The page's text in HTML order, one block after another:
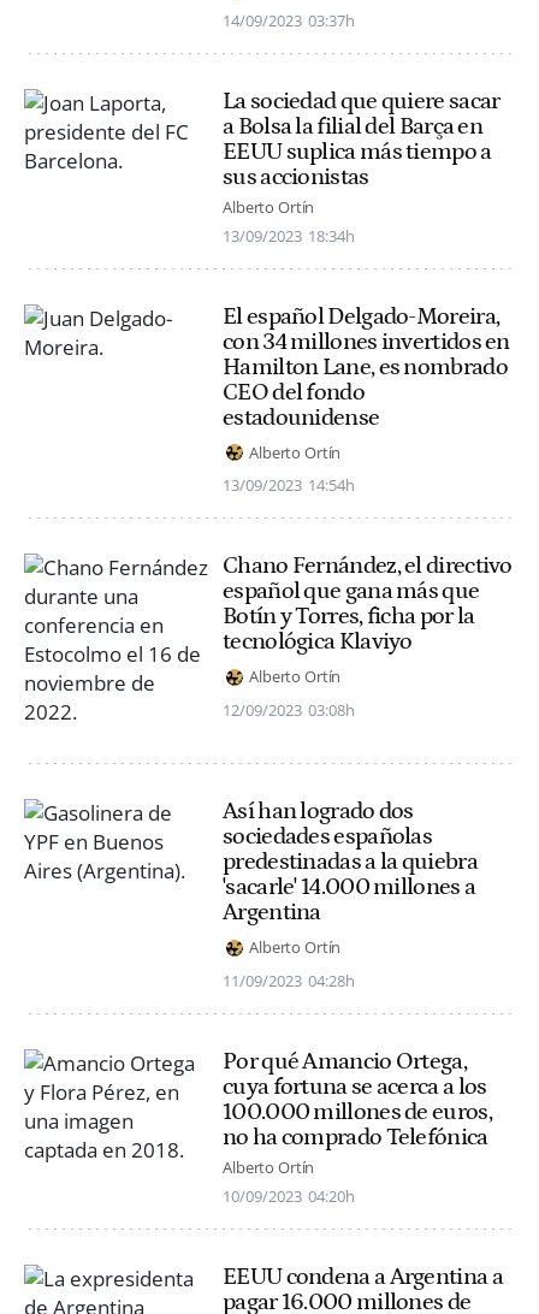
14/09/2023 03:37h
La sociedad que quiere sacar
a Bolsa la filial del Barça en
EEUU suplica más tiempo a
sus accionistas
Alberto Ortín
13/09/2023 18:34h
El español Delgado-Moreira,
con 34 millones invertidos en
Hamilton Lane, es nombrado
CEO del fondo
estadounidense
Alberto Ortín
13/09/2023 14:54h
Chano Fernández, el directivo
español que gana más que
Botín y Torres, ficha por la
tecnológica Klaviyo
Alberto Ortín
12/09/2023 03:08h
Así han logrado dos
sociedades españolas
predestinadas a la quiebra
'sacarle' 14.000 millones a
Argentina
Alberto Ortín
11/09/2023 04:28h
Por qué Amancio Ortega,
cuya fortuna se acerca a los
100.000 millones de euros,
no ha comprado Telefónica
Alberto Ortín
10/09/2023 04:20h
EEUU condena a Argentina a
pagar 16.000 millones de